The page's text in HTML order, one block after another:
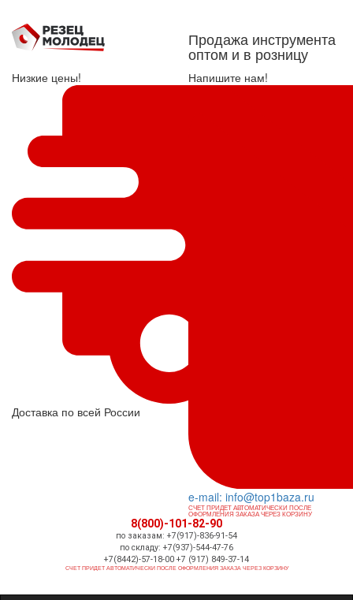
Продажа инструмента
оптом и в розницу
Низкие цены!
Доставка по всей России
Напишите нам!
e-mail: info@top1baza.ru
СЧЕТ ПРИДЕТ АВТОМАТИЧЕСКИ ПОСЛЕ
ОФОРМЛЕНИЯ ЗАКАЗА ЧЕРЕЗ КОРЗИНУ
8(800)-101-82-90
по заказам: +7(917)-836-91-54
по складу: +7(937)-544-47-76
+7(8442)-57-18-00 +7 (917) 849-37-14
СЧЕТ ПРИДЕТ АВТОМАТИЧЕСКИ ПОСЛЕ ОФОРМЛЕНИЯ ЗАКАЗА ЧЕРЕЗ КОРЗИНУ